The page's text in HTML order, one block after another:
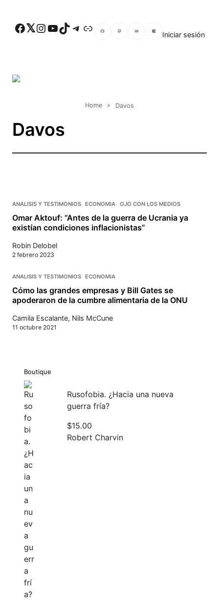
Facebook Twitter Instagram YouTube TikTok Telegram Enlace
Iniciar sesión
Home » Davos
Davos
ANALISIS Y TESTIMONIOS ECONOMIA OJO CON LOS MEDIOS
Omar Aktouf: “Antes de la guerra de Ucrania ya
existían condiciones inflacionistas”
Robin Delobel
2 febrero 2023
ANALISIS Y TESTIMONIOS ECONOMIA
Cómo las grandes empresas y Bill Gates se
apoderaron de la cumbre alimentaria de la ONU
Camila Escalante, Nils McCune
11 octubre 2021
Boutique
Rusofobia. ¿Hacia una nueva
guerra fría?
$15.00
Robert Charvin